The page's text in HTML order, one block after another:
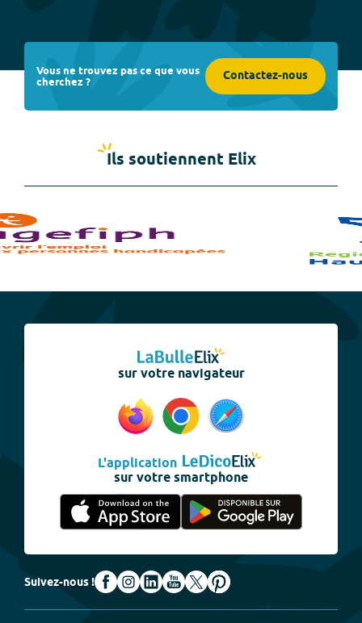
Vous ne trouvez pas ce que vous
cherchez ? Contactez-nous
Ils soutiennent Elix
sur votre navigateur
L'application
sur votre smartphone
Suivez-nous !